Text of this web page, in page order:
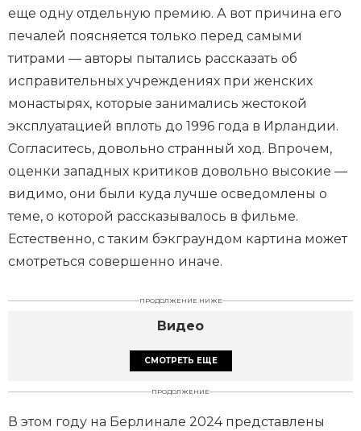
еще одну отдельную премию. А вот причина его
печалей поясняется только перед самыми
титрами — авторы пытались рассказать об
исправительных учреждениях при женских
монастырях, которые занимались жестокой
эксплуатацией вплоть до 1996 года в Ирландии.
Согласитесь, довольно странный ход. Впрочем,
оценки западных критиков довольно высокие —
видимо, они были куда лучше осведомлены о
теме, о которой рассказывалось в фильме.
Естественно, с таким бэкграундом картина может
смотреться совершенно иначе.
ПРОДОЛЖЕНИЕ НИЖЕ
Видео
СМОТРЕТЬ ЕЩЕ
ПРОДОЛЖЕНИЕ
В этом году на Берлинале 2024 представлены